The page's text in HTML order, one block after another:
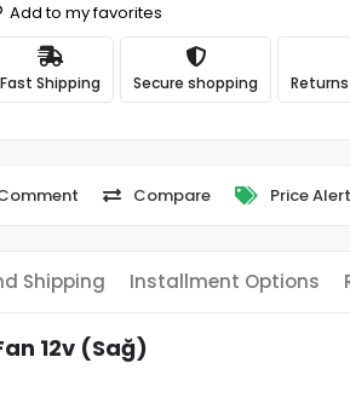
Add to my favorites
Fast Shipping Secure shopping
Compare Price Alert
Shipping Installment Options
12v (Sağ)